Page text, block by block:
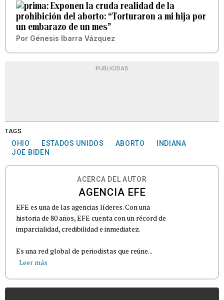
Exponen la cruda realidad de la
prohibición del aborto: “Torturaron a mi hija por
un embarazo de un mes”
Por Génesis Ibarra Vázquez
PUBLICIDAD
TAGS
OHIO ESTADOS UNIDOS ABORTO
INDIANA
JOE BIDEN
ACERCA DEL AUTOR
AGENCIA EFE
EFE es una de las agencias líderes. Con una
historia de 80 años, EFE cuenta con un récord de
imparcialidad, credibilidad e inmediatez.
Es una red global de periodistas que reúne...
Leer más